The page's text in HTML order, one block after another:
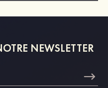
NEWSLETTER